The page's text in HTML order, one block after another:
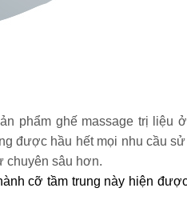
phẩm ghế massage trị liệu
được hầu hết mọi nhu cầu
chuyên sâu hơn.
cỡ tầm trung này hiện